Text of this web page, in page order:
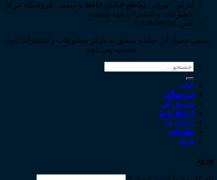
آدرس : تهران ، تقاطع خیابان حافظ و سمیه ، فروشگاه مرکز
مطبوعات و انتشارات قوه قضاییه
تلفن: 02188199904
تمامی حقوق این سایت متعلق به مرکز مطبوعات و انتشارات قوه
قضاییه می باشد .
جستجو
خانه
فروشگاه
پذیرش اثر
ارتباط با ما
درباره ما
پشتیبانی
ورود
ورود